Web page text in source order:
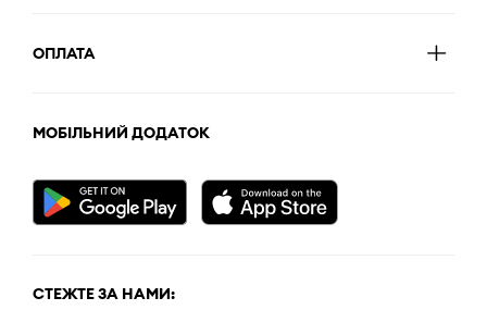
ОПЛАТА
МОБІЛЬНИЙ ДОДАТОК
СТЕЖТЕ ЗА НАМИ: